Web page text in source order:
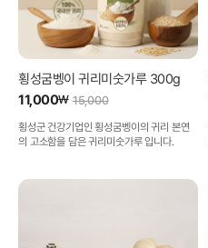
횡성굼벵이 귀리미숫가루 300g
11,000₩ 15,000
횡성군 건강기업인 횡성굼벵이의 귀리 본연
의 고소함을 담은 귀리미숫가루 입니다.